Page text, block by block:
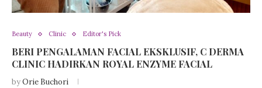
Beauty Clinic Editor's Pick
BERI PENGALAMAN FACIAL EKSKLUSIF, C DERMA
CLINIC HADIRKAN ROYAL ENZYME FACIAL
byOrie Buchori